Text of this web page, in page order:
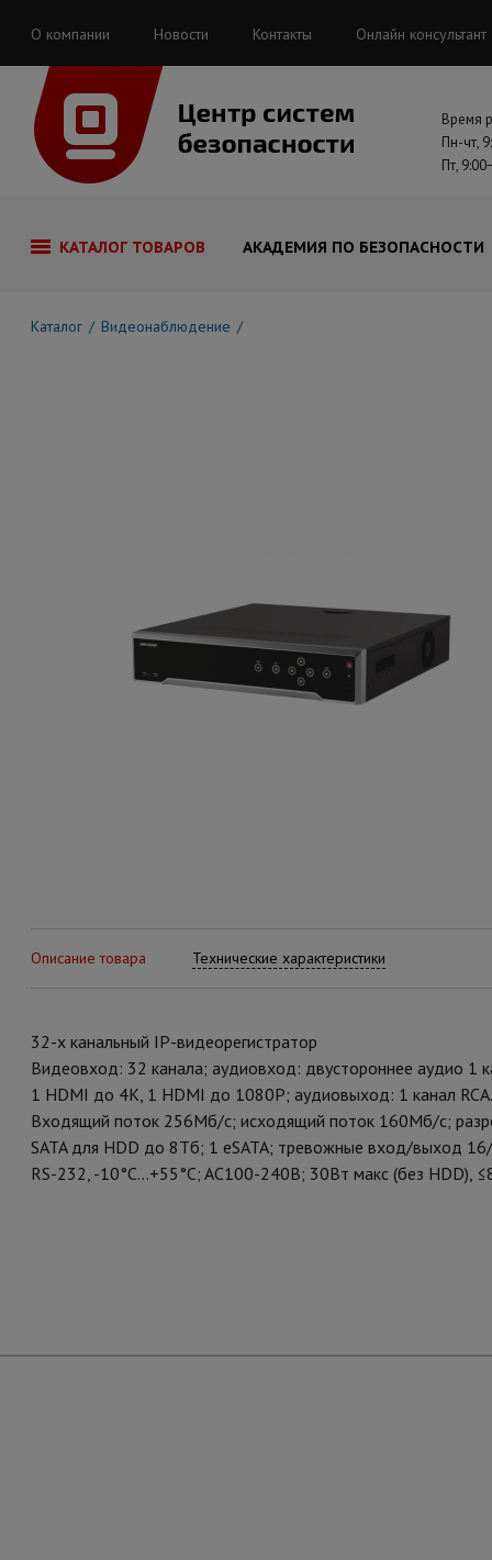
О компании Новости Контакты Онлайн консультант
Время
Пн-чт,
Пт,
КАТАЛОГ ТОВАРОВ АКАДЕМИЯ ПО БЕЗОПАСНОСТИ
Каталог Видеонаблюдение
Описание товара Технические характеристики
32-x канальный IP-видеорегистратор
Видеовход: 32 канала; аудиовход: двустороннее аудио 1
1 HDMI до 4К, 1 HDMI до 1080P; аудиовыход: 1 канал RCA.
Входящий поток 256Мб/с; исходящий поток 160Мб/с;
SATA для HDD до 8Тб; 1 eSATA; тревожные вход/выход
RS-232, -10°C...+55°C; AC100-240В; 30Вт макс (без HDD),